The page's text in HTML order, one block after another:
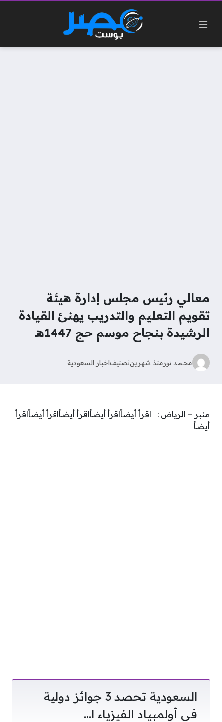
معالي رئيس مجلس إدارة هيئة
تقويم التعليم والتدريب يهنئ القيادة
الرشيدة بنجاح موسم حج 1447هـ
محمد نورمنذ شهرينتصنيفاخبار السعودية
منبر – الرياض : اقرأ أيضاًاقرأ أيضاًاقرأ أيضاًاقرأ أيضاًاقرأ
أيضاً
السعودية تحصد 3 جوائز دولية
في أولمبياد الفيزياء ا…